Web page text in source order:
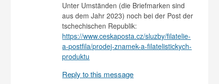
Unter Umständen (die Briefmarken sind
aus dem Jahr 2023) noch bei der Post der
tschechischen Republik:
https://www.ceskaposta.cz/sluzby/filatelie-
a-postfila/prodej-znamek-a-filatelistickych-
produktu
Reply to this message